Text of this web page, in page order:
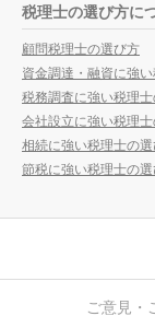
税理士の選び方に
顧問税理士の選び方
資金調達・融資に強
税務調査に強い税理
会社設立に強い税理
相続に強い税理士の
節税に強い税理士の
ご意見・